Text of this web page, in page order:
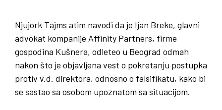
Njujork Tajms atim navodi da je Ijan Breke, glavni
advokat kompanije Affinity Partners, firme
gospodina Kušnera, odleteo u Beograd odmah
nakon što je objavljena vest o pokretanju postupka
protiv v.d. direktora, odnosno o falsifikatu, kako bi
se sastao sa osobom upoznatom sa situacijom.